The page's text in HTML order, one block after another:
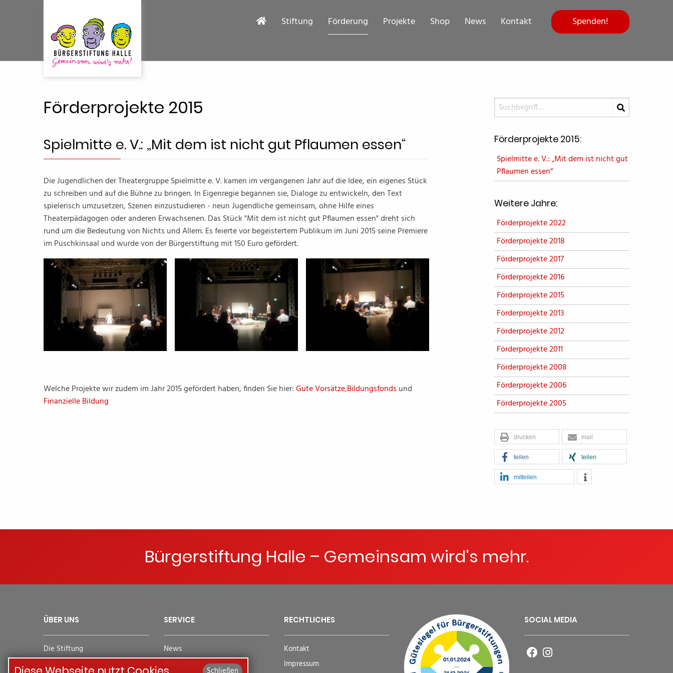
Spenden!
Stiftung Förderung Projekte Shop News Kontakt
Förderprojekte 2015
Spielmitte e. V.: „Mit dem ist nicht gut Pflaumen essen“
Die Jugendlichen der Theatergruppe Spielmitte e. V. kamen im vergangenen Jahr auf die Idee, ein eigenes Stück
zu schreiben und auf die Bühne zu bringen. In Eigenregie begannen sie, Dialoge zu entwickeln, den Text
spielerisch umzusetzen, Szenen einzustudieren - neun Jugendliche gemeinsam, ohne Hilfe eines
Theaterpädagogen oder anderen Erwachsenen. Das Stück "Mit dem ist nicht gut Pflaumen essen" dreht sich
rund um die Bedeutung von Nichts und Allem. Es feierte vor begeistertem Publikum im Juni 2015 seine Premiere
im Puschkinsaal und wurde von der Bürgerstiftung mit 150 Euro gefördert.
Welche Projekte wir zudem im Jahr 2015 gefördert haben, finden Sie hier:Gute Vorsätze,Bildungsfonds und
Finanzielle Bildung
Förderprojekte 2015:
Spielmitte e. V.: „Mit dem ist nicht gut
Pflaumen essen“
Weitere Jahre:
Förderprojekte 2022
Förderprojekte 2018
Förderprojekte 2017
Förderprojekte 2016
Förderprojekte 2015
Förderprojekte 2013
Förderprojekte 2012
Förderprojekte 2011
Förderprojekte 2008
Förderprojekte 2006
Förderprojekte 2005
drucken mail
teilen teilen
mitteilen
Bürgerstiftung Halle – Gemeinsam wird's mehr.
ÜBER UNS
Die Stiftung
Team
SERVICE
News
RECHTLICHES
Kontakt
Impressum
SOCIAL MEDIA